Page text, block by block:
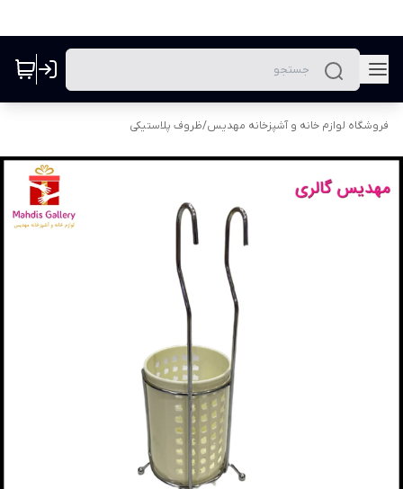
فروشگاه لوازم خانه و آشپزخانه مهدیس/ظروف پلاستیکی